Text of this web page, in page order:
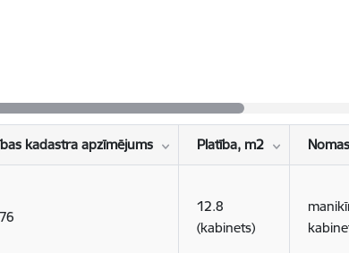
kadastra apzīmējums Platība, m2
12.8
(kabinets)